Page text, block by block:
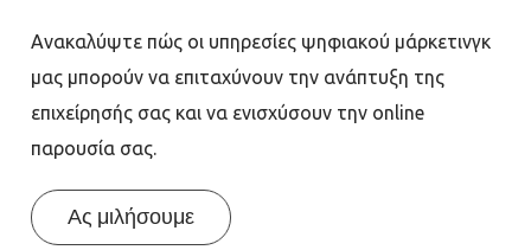
Ανακαλύψτε πώς οι υπηρεσίες ψηφιακού μάρκετινγκ
μας μπορούν να επιταχύνουν την ανάπτυξη της
επιχείρησής σας και να ενισχύσουν την online
παρουσία σας.
Ας μιλήσουμε